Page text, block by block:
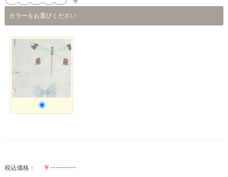
カラーをお選びください
税込価格：